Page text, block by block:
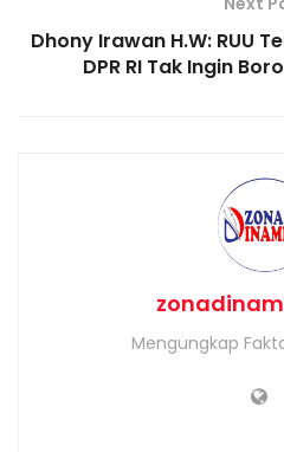
Dhony Irawan H.W: RUU
DPR RI Tak Ingin
Mengungkap